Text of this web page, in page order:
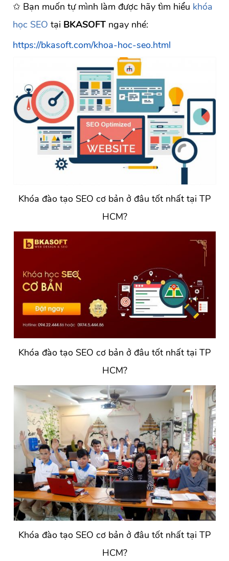
✩ Bạn muốn tự mình làm được hãy tìm hiểu khóa
học SEO tại BKASOFT ngay nhé:
https://bkasoft.com/khoa-hoc-seo.html
Khóa đào tạo SEO cơ bản ở đâu tốt nhất tại TP
HCM?
Khóa đào tạo SEO cơ bản ở đâu tốt nhất tại TP
HCM?
Khóa đào tạo SEO cơ bản ở đâu tốt nhất tại TP
HCM?